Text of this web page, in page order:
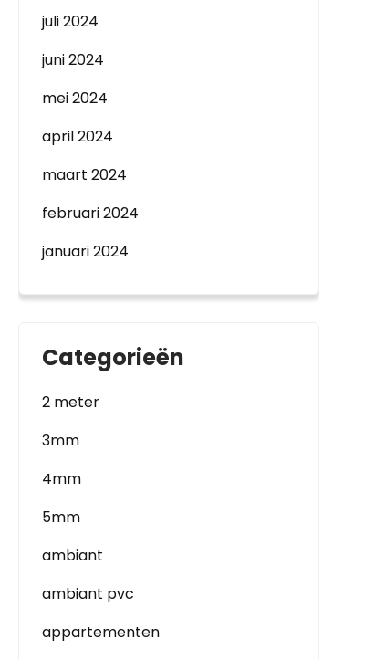
juli 2024
juni 2024
mei 2024
april 2024
maart 2024
februari 2024
januari 2024
Categorieën
2 meter
3mm
4mm
5mm
ambiant
ambiant pvc
appartementen